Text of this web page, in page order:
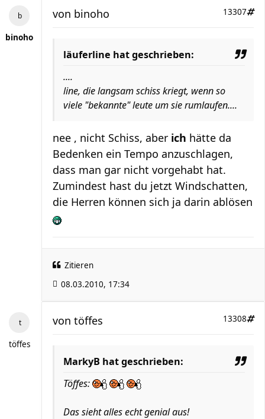
binoho
13307
von binoho
läuferline hat geschrieben:
....
line, die langsam schiss kriegt, wenn so
viele "bekannte" leute um sie rumlaufen....
nee , nicht Schiss, aber ich hätte da
Bedenken ein Tempo anzuschlagen,
dass man gar nicht vorgehabt hat.
Zumindest hast du jetzt Windschatten,
die Herren können sich ja darin ablösen
Zitieren
08.03.2010, 17:34
töffes
13308
von töffes
MarkyB hat geschrieben:
Töffes:
Das sieht alles echt genial aus!